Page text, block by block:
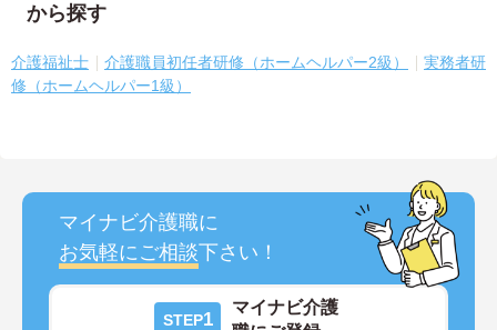
から探す
介護福祉士 介護職員初任者研修（ホームヘルパー2級）
実務者研
修（ホームヘルパー1級）
マイナビ介護職に
お気軽にご相談下さい！
STEP1
マイナビ介護